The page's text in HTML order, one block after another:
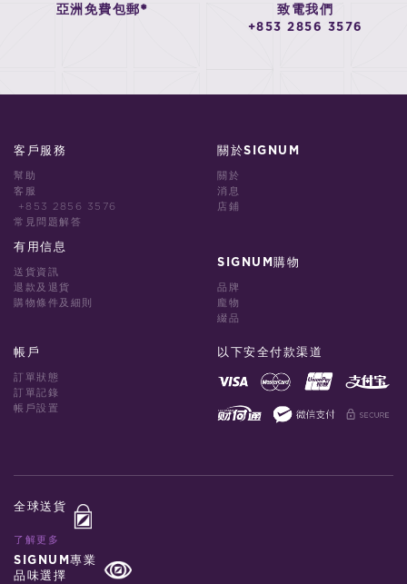
亞洲免費包郵* 致電我們
+853 2856 3576
客戶服務
幫助
客服
+853 2856 3576
常見問題解答
有用信息
送貨資訊
退款及退貨
購物條件及細則
關於SIGNUM
關於
消息
店鋪
SIGNUM購物
品牌
龐物
綴品
帳戶
訂單狀態
訂單記錄
帳戶設置
以下安全付款渠道
全球送貨
了解更多
SIGNUM專業
品味選擇